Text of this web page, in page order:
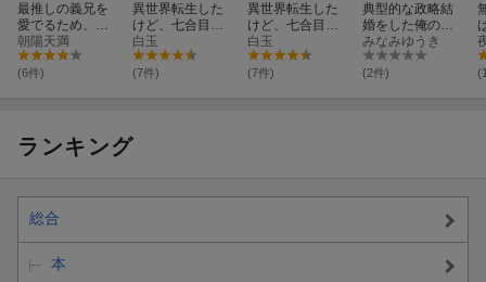
最推しの義兄を
愛でるため、長
生きします！
（3）
朝陽天満
(6件)
異世界転生した
けど、七合目モ
ブだったので普
通に生きる。 4
白玉
(7件)
異世界転生した
けど、七合目モ
ブだったので普
通に生きる。 3
白玉
(7件)
典型的な政略結
婚をした俺のそ
の後。（2）
みなみゆうき
(2件)
ランキング
総合
本